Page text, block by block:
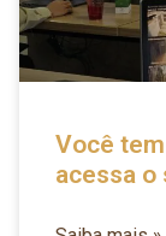
Você
acessa o